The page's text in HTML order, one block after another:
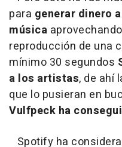
para generar dinero
música
reproducción de una
mínimo 30 segundos
a los artistas, de ahí
que lo pusieran en
Vulfpeck ha
Spotify ha